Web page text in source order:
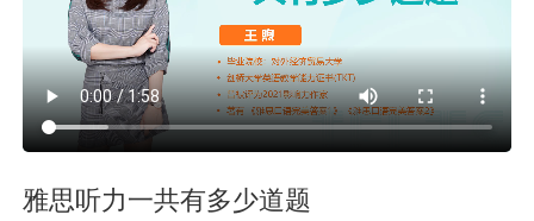
雅思听力一共有多少道题